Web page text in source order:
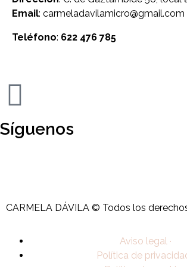
Email: carmeladavilamicro@gmail.com
Teléfono: 622 476 785
Síguenos
CARMELA DÁVILA © Todos los
Aviso legal ·
Política de